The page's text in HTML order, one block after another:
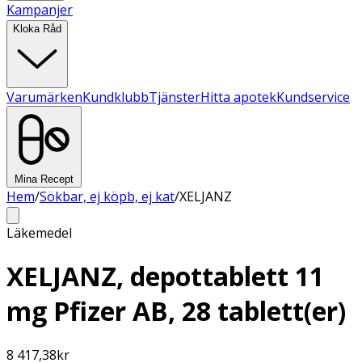
Kampanjer
Kloka Råd
VarumärkenKundklubbTjänsterHitta apotekKundservice
Mina Recept
Hem/Sökbar, ej köpb, ej kat/XELJANZ
Läkemedel
XELJANZ, depottablett 11
mg Pfizer AB, 28 tablett(er)
8 417,38kr